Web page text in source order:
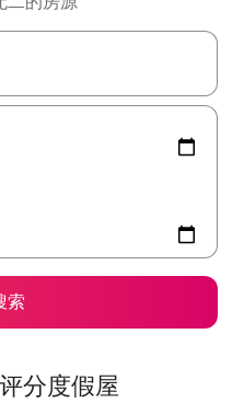
键查看，或通过点击或滑动手势
索
分度假屋